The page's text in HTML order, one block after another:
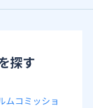
探す
ムコミッショ